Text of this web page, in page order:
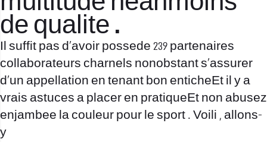
de qualite .
Il suffit pas d’avoir possede 239 partenaires
collaborateurs charnels nonobstant s’assurer
d’un appellation en tenant bon enticheEt il y a
vrais astuces a placer en pratiqueEt non abusez
enjambee la couleur pour le sport . Voili , allons-
y